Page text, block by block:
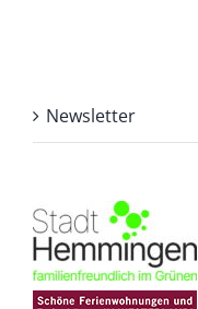
Newsletter